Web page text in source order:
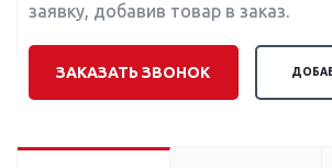
заявку, добавив товар в заказ.
ЗАКАЗАТЬ ЗВОНОК